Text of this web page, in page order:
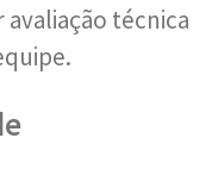
técnica